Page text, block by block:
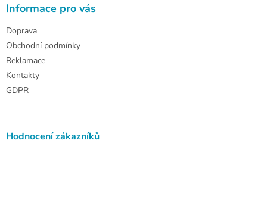
Informace pro vás
Doprava
Obchodní podmínky
Reklamace
Kontakty
GDPR
Hodnocení zákazníků